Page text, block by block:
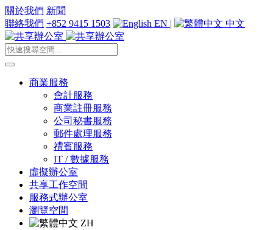
關於我們 新聞
聯絡我們 +852 9415 1503 EN | 中文
商業服務
會計服務
商業註冊服務
公司秘書服務
郵件處理服務
禮賓服務
IT / 數據服務
虛擬辦公室
共享工作空間
服務式辦公室
瀏覽空間
ZH